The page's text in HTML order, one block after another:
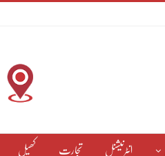
انٹرنیشنل تجارت کھیل